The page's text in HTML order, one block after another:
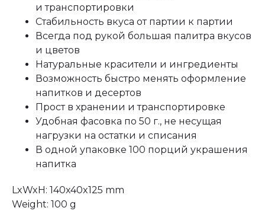
и транспортировки
Стабильность вкуса от партии к партии
Всегда под рукой большая палитра вкусов
и цветов
Натуральные красители и ингредиенты
Возможность быстро менять оформление
напитков и десертов
Прост в хранении и транспортировке
Удобная фасовка по 50 г., не несущая
нагрузки на остатки и списания
В одной упаковке 100 порций украшения
напитка
LxWxH: 140x40x125 mm
Weight: 100 g